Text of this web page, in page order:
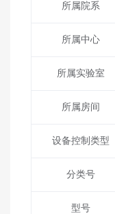
所属院系
所属中心
所属实验室
所属房间
设备控制类型
分类号
型号